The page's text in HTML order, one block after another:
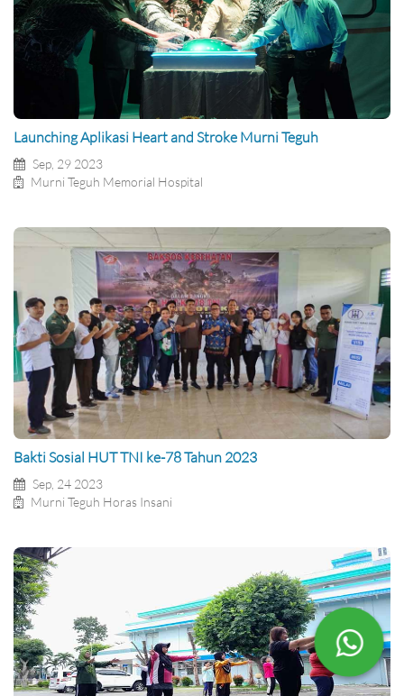
Launching Aplikasi Heart and Stroke Murni Teguh
Sep, 29 2023
Murni Teguh Memorial Hospital
Bakti Sosial HUT TNI ke-78 Tahun 2023
Sep, 24 2023
Murni Teguh Horas Insani